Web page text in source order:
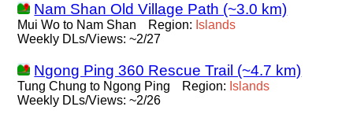
Nam Shan Old Village Path (~3.0 km)
Mui Wo to Nam Shan Region: Islands
Weekly DLs/Views: ~2/27
Ngong Ping 360 Rescue Trail (~4.7 km)
Tung Chung to Ngong Ping Region: Islands
Weekly DLs/Views: ~2/26